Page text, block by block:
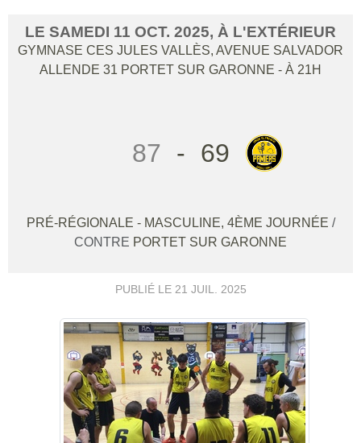
LE SAMEDI 11 OCT. 2025, À L'EXTÉRIEUR
GYMNASE CES JULES VALLÈS, AVENUE SALVADOR
ALLENDE 31 PORTET SUR GARONNE - À 21H
87 - 69
PRÉ-RÉGIONALE - MASCULINE, 4ÈME JOURNÉE /
CONTRE PORTET SUR GARONNE
PUBLIÉ LE 21 JUIL. 2025